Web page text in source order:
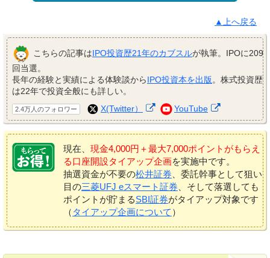
▲上へ戻る
こちらの記事はIPO投資歴21年のカブスルが執筆。IPOに209
回当選。
長年の経験と実績による体験談からIPO投資本を出版。株式投資歴
は22年で投資全般にも詳しい。
2.4万人のフォロワー X(Twitter） YouTube
現在、 現金4,000円＋最大7,000ポイントがもらえ
る口座開設タイアップ企画を実施中です。
抽選資金が不要の松井証券 、委託幹事として狙い
目の三菱UFJ eスマート証券 、そして落選しても
ポイントが貯まるSBI証券がタイアップ対象です
（ タイアップ企画について ）